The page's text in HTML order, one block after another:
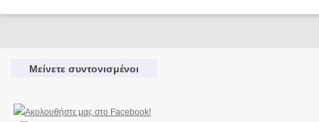
Μείνετε συντονισμένοι